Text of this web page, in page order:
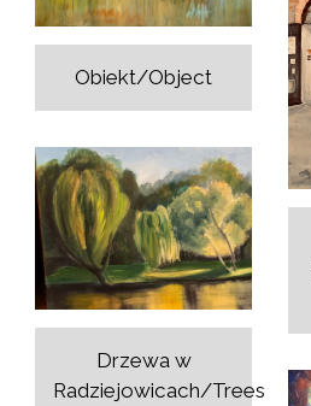
Obiekt/Object
Drzewa w
Radziejowicach/Trees